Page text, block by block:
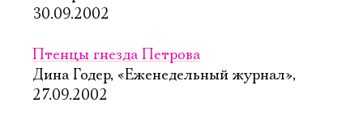
30.09.2002
Птенцы гнезда Петрова
Дина Годер, «Еженедельный журнал»,
27.09.2002